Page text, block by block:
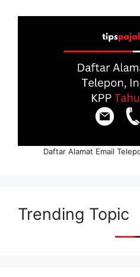
Daftar Alamat Email
Trending Topic